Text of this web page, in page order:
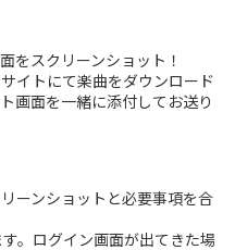
をスクリーンショット！
イトにて楽曲をダウンロード
画面を一緒に添付してお送り
ーンショットと必要事項を合
。ログイン画面が出てきた場